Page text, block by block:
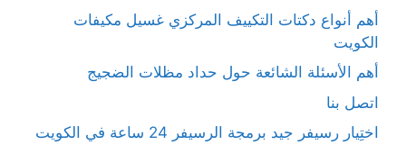
أهم أنواع دكتات التكييف المركزي غسيل مكيفات
الكويت
أهم الأسئلة الشائعة حول حداد مظلات الضجيج
اتصل بنا
اختِيار رسيفر جيد برمجة الرسيفر 24 ساعة في الكويت